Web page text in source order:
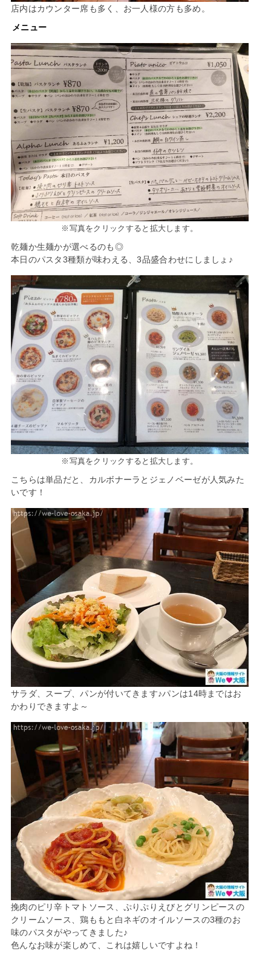
店内はカウンター席も多く、お一人様の方も多め。
メニュー
※写真をクリックすると拡大します。
乾麺か生麺かが選べるのも◎
本日のパスタ3種類が味わえる、3品盛合わせにしましょ♪
※写真をクリックすると拡大します。
こちらは単品だと、カルボナーラとジェノベーゼが人気みた
いです！
サラダ、スープ、パンが付いてきます♪パンは14時まではお
かわりできますよ～
挽肉のピリ辛トマトソース、ぷりぷりえびとグリンピースの
クリームソース、鶏ももと白ネギのオイルソースの3種のお
味のパスタがやってきました♪
色んなお味が楽しめて、これは嬉しいですよね！